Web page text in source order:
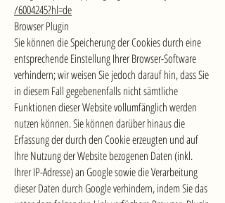
/6004245?hl=de
Browser Plugin
Sie können die Speicherung der Cookies durch eine
entsprechende Einstellung Ihrer Browser-Software
verhindern; wir weisen Sie jedoch darauf hin, dass Sie
in diesem Fall gegebenenfalls nicht sämtliche
Funktionen dieser Website vollumfänglich werden
nutzen können. Sie können darüber hinaus die
Erfassung der durch den Cookie erzeugten und auf
Ihre Nutzung der Website bezogenen Daten (inkl.
Ihrer IP-Adresse) an Google sowie die Verarbeitung
dieser Daten durch Google verhindern, indem Sie das